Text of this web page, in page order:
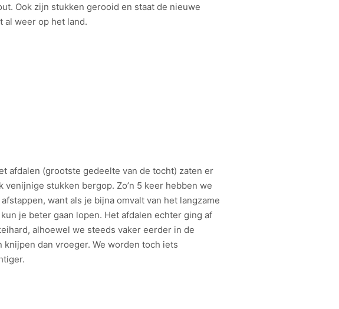
Ook zijn stukken gerooid en staat de nieuwe
al weer op het land.
afdalen (grootste gedeelte van de tocht) zaten er
venijnige stukken bergop. Zo’n 5 keer hebben we
want als je bijna omvalt van het langzame
je beter gaan lopen. Het afdalen echter ging af
alhoewel we steeds vaker eerder in de
knijpen dan vroeger. We worden toch iets